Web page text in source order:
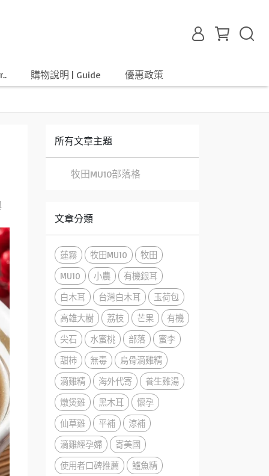
購物說明 | Guide 優惠政策
所有文章主題
牧田MU10部落格
文章分類
蓮霧 牧田MU10
牧田
MU10
小農
有機銀耳
白木耳
台灣白木耳
玉荷包
高雄大樹
荔枝 芒果
有機
尖石
水蜜桃 部落
蜜李
甜柿
無毒
烏骨滴雞精
滴雞精
海外代寄
養生雞湯
燉煲雞
黑木耳
懷孕
仙草雞
平補
涼補
滴雞經孕婦
寄美國
使用者口碑推薦
鱸魚精